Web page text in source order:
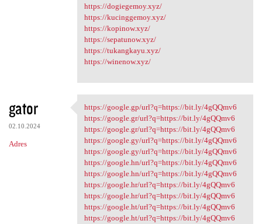
https://dogiegemoy.xyz/
https://kucinggemoy.xyz/
https://kopinow.xyz/
https://sepatunow.xyz/
https://tukangkayu.xyz/
https://winenow.xyz/
gator
02.10.2024
Adres
https://google.gp/url?q=https
https://google.gp/url?q=https://bit.ly/4gQQmv6
https://google.gr/url?q=https://bit.ly/4gQQmv6
https://google.gr/url?q=https://bit.ly/4gQQmv6
https://google.gy/url?q=https://bit.ly/4gQQmv6
https://google.gy/url?q=https://bit.ly/4gQQmv6
https://google.hn/url?q=https://bit.ly/4gQQmv6
https://google.hn/url?q=https://bit.ly/4gQQmv6
https://google.hr/url?q=https://bit.ly/4gQQmv6
https://google.hr/url?q=https://bit.ly/4gQQmv6
https://google.ht/url?q=https://bit.ly/4gQQmv6
https://google.ht/url?q=https://bit.ly/4gQQmv6